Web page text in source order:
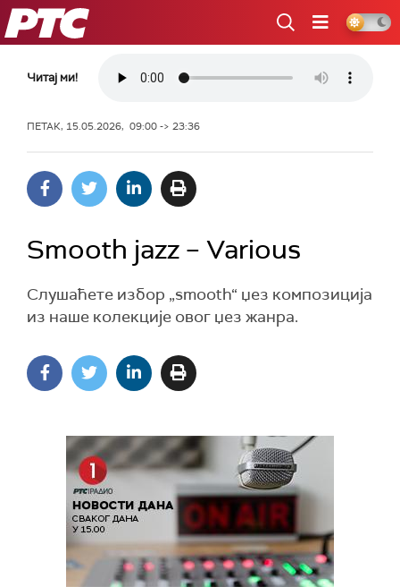
РТС
Читај ми!
ПЕТАК, 15.05.2026, 09:00 -> 23:36
Smooth jazz – Various
Слушаћете избор „smooth“ џез композиција
из наше колекције овог џез жанра.